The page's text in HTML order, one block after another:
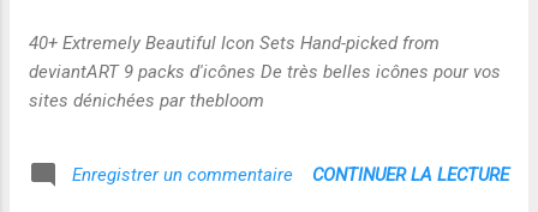
40+ Extremely Beautiful Icon Sets Hand-picked from
deviantART 9 packs d'icônes De très belles icônes pour vos
sites dénichées par thebloom
Enregistrer un commentaire CONTINUER LA LECTURE